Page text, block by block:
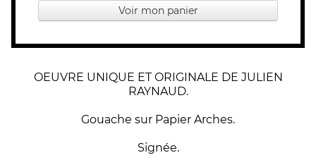
Voir mon panier
OEUVRE UNIQUE ET ORIGINALE DE JULIEN
RAYNAUD.
Gouache sur Papier Arches.
Signée.